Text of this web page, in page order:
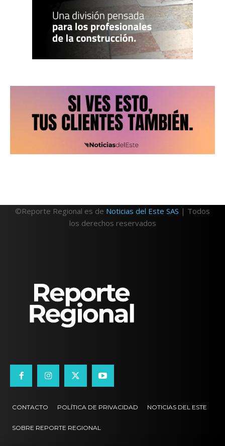
©Reporte Regional es de Noticias del Este SAS | Todos
los derechos reservados
CONTACTO POLÍTICA DE PRIVACIDAD NOTICIAS DEL ESTE
SOBRE REPORTE REGIONAL